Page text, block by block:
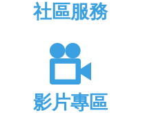
社區服務
影片專區